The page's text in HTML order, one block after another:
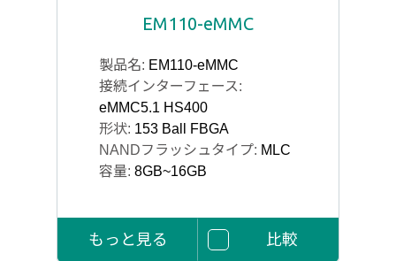
EM110-eMMC
製品名: EM110-eMMC
接続インターフェース:
eMMC5.1 HS400
形状: 153 Ball FBGA
NANDフラッシュタイプ: MLC
容量: 8GB~16GB
もっと見る 比較